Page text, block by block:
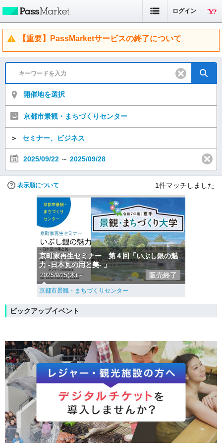
ログイン
【重要】PassMarketサービスの終了について
開催地を選択
京都市景観・まちづくりセンター
＞ セミナー、ビジネス
2025/09/22 ～ 2025/09/28
表示順について 1件マッチしました
京町家再生セミナー 第４回「いぶし銀の魅
力 -日本瓦の用と美- 」
2025/9/25(木)～ 販売終了
京都市景観・まちづくりセンター
ピックアップイベント